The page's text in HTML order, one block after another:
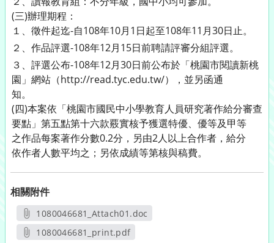
(三)辦理期程：
１、徵件起迄-自108年10月1日起至108年11月30日止。
２、作品評選-108年12月15日前聘請評審分組評選。
３、評選公布-108年12月30日前公布於「桃園市閱讀新桃
園」網站（http://read.tyc.edu.tw/），並另函通
知。
(四)本案依「桃園市國民中小學教育人員研究著作給分審查
要點」第五點第十六款覈實核予獲選特優、優等及甲等
之作品每案著作分數0.2分，另由2人以上合作者，給分
依作者人數平均之；另依成績等第核與稿費。
相關附件
1080046681_Attach01.doc
另開新視窗
1080046681_print.pdf